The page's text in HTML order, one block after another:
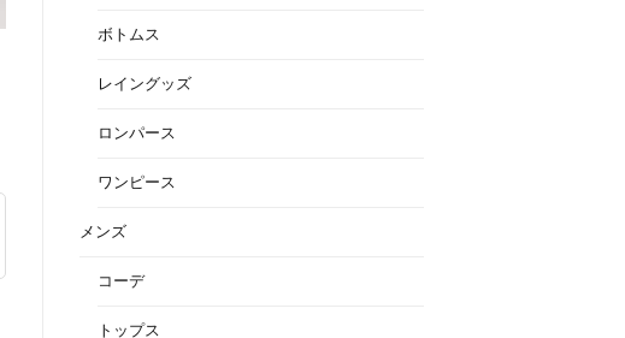
ボトムス
レイングッズ
ロンパース
ワンピース
メンズ
コーデ
トップス